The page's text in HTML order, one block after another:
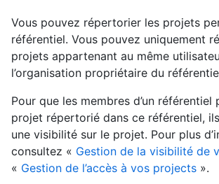
Vous pouvez répertorier les projets
référentiel. Vous pouvez uniquement
projets appartenant au même
l’organisation propriétaire du
Pour que les membres d’un référentiel
projet répertorié dans ce référentiel,
une visibilité sur le projet. Pour plus
consultez « Gestion de la visibilité de
« Gestion de l’accès à vos projects ».